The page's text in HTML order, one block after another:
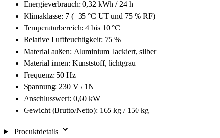
Energieverbrauch: 0,32 kWh / 24 h
Klimaklasse: 7 (+35 °C UT und 75 % RF)
Temperaturbereich: 4 bis 10 °C
Relative Luftfeuchtigkeit: 75 %
Material außen: Aluminium, lackiert, silber
Material innen: Kunststoff, lichtgrau
Frequenz: 50 Hz
Spannung: 230 V / 1N
Anschlusswert: 0,60 kW
Gewicht (Brutto/Netto): 165 kg / 150 kg
Produktdetails